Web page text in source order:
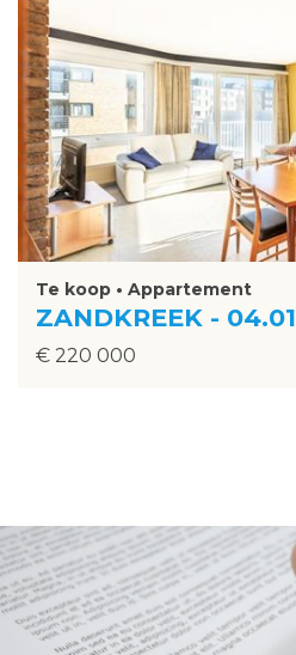
Te koop • Appartement
ZANDKREEK - 04.01
€ 220 000